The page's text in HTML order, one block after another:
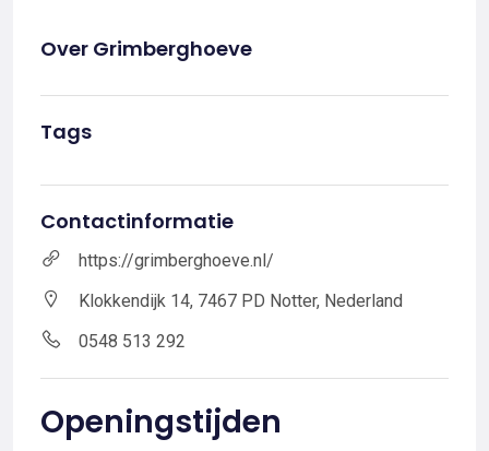
Over Grimberghoeve
Tags
Contactinformatie
https://grimberghoeve.nl/
Klokkendijk 14, 7467 PD Notter, Nederland
0548 513 292
Openingstijden